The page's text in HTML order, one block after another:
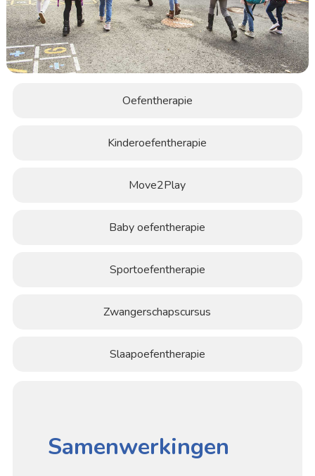
Oefentherapie
Kinderoefentherapie
Move2Play
Baby oefentherapie
Sportoefentherapie
Zwangerschapscursus
Slaapoefentherapie
Samenwerkingen